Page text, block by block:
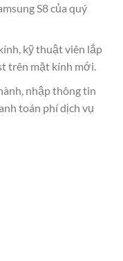
S8 của quý
kỹ thuật viên lắp
trên mặt kính mới.
nhập thông tin
toán phí dịch vụ